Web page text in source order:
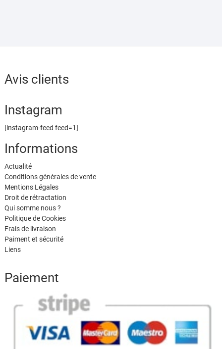
Avis clients
Instagram
[instagram-feed feed=1]
Informations
Actualité
Conditions générales de vente
Mentions Légales
Droit de rétractation
Qui somme nous ?
Politique de Cookies
Frais de livraison
Paiment et sécurité
Liens
Paiement